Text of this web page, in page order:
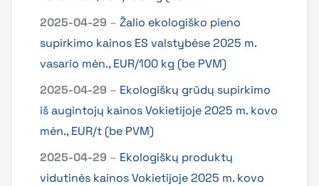
2025-04-29 – Žalio ekologiško pieno
supirkimo kainos ES valstybėse 2025 m.
vasario mėn., EUR/100 kg (be PVM)
2025-04-29 – Ekologiškų grūdų supirkimo
iš augintojų kainos Vokietijoje 2025 m. kovo
mėn., EUR/t (be PVM)
2025-04-29 – Ekologiškų produktų
vidutinės kainos Vokietijoje 2025 m. kovo